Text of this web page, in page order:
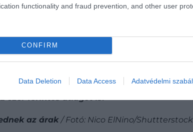
functionality and fraud prevention, and other user
CONFIRM
Data Deletion Data Access Adatvédelmi
2025 nyarán
esetében ez az összeg
ezer forintos átlagot is.
az árak/ Fotó: Nico ElNino/